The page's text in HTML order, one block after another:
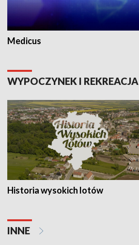
Medicus
WYPOCZYNEK I REKREACJA
Historia wysokich lotów
INNE